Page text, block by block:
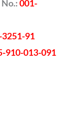
001-
91
910-013-091